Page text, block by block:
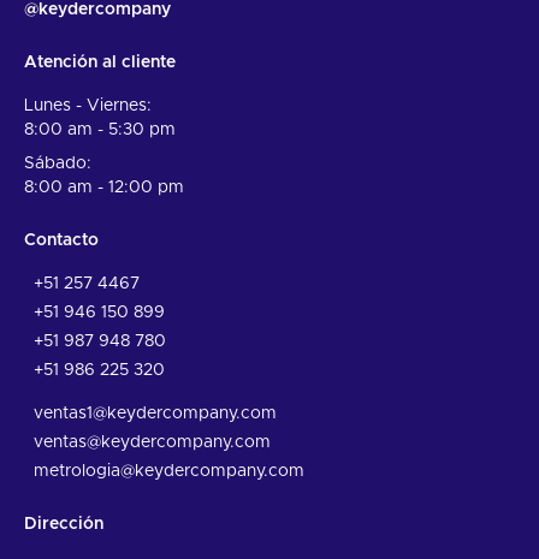
@keydercompany
Atención al cliente
Lunes - Viernes:
8:00 am - 5:30 pm
Sábado:
8:00 am - 12:00 pm
Contacto
+51 257 4467
+51 946 150 899
+51 987 948 780
+51 986 225 320
ventas1@keydercompany.com
ventas@keydercompany.com
metrologia@keydercompany.com
Dirección